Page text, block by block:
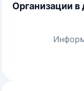
Организации в